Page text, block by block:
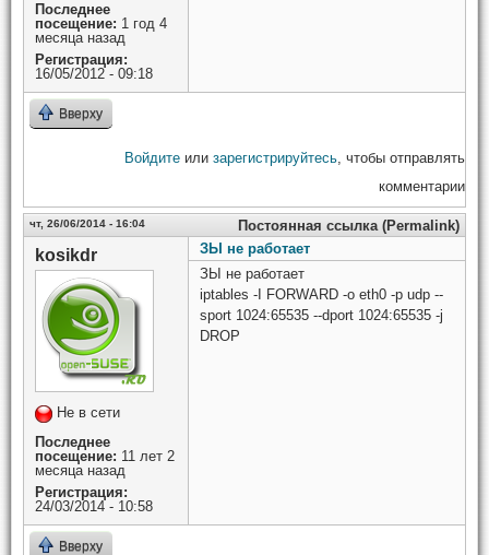
Последнее
посещение: 1 год 4
месяца назад
Регистрация:
16/05/2012 - 09:18
Вверху
Войдите или зарегистрируйтесь, чтобы отправлять
комментарии
чт, 26/06/2014 - 16:04 Постоянная ссылка (Permalink)
kosikdr
Не в сети
Последнее
посещение: 11 лет 2
месяца назад
Регистрация:
24/03/2014 - 10:58
ЗЫ не работает
ЗЫ не работает
iptables -I FORWARD -o eth0 -p udp --
sport 1024:65535 --dport 1024:65535 -j
DROP
Вверху